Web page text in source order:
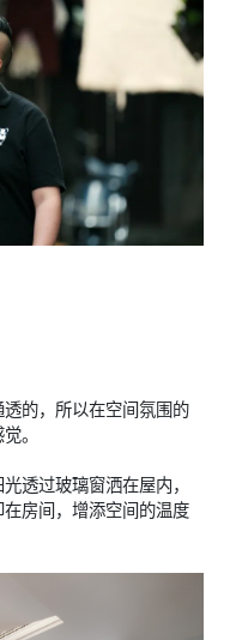
的，所以在空间氛围的
。
透过玻璃窗洒在屋内，
房间，增添空间的温度